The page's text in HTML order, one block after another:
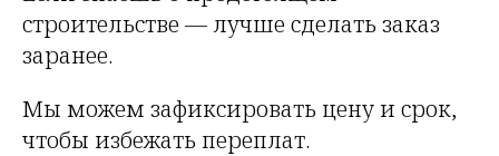
строительстве — лучше сделать заказ
заранее.
Мы можем зафиксировать цену и срок,
чтобы избежать переплат.